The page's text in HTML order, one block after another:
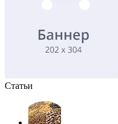
Статьи